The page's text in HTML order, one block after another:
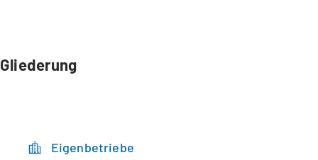
Gliederung
Eigenbetriebe